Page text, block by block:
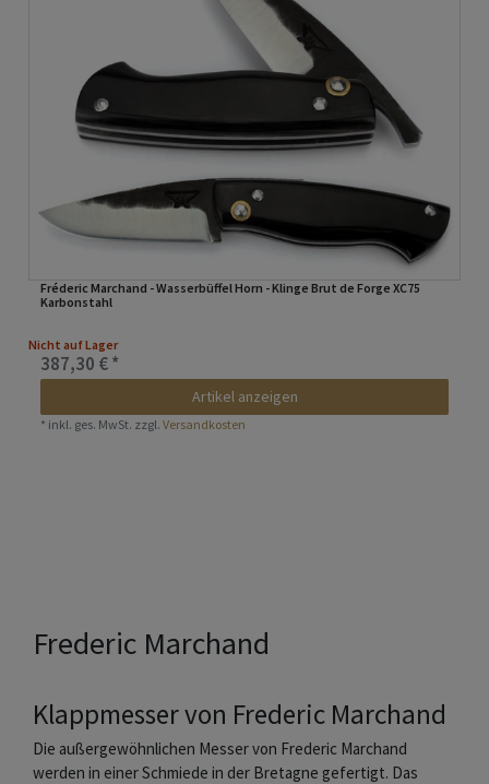
Fréderic Marchand - Wasserbüffel Horn - Klinge Brut de Forge XC75
Karbonstahl
Nicht auf Lager
387,30 € *
Artikel anzeigen
* inkl. ges. MwSt. zzgl.Versandkosten
Frederic Marchand
Klappmesser von Frederic Marchand
Die außergewöhnlichen Messer von Frederic Marchand
werden in einer Schmiede in der Bretagne gefertigt. Das